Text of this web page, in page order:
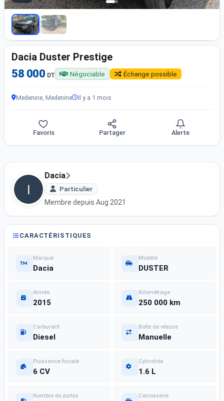
Dacia Duster Prestige
58 000 DT Négociable Échange possible
Medenine, Medenine Il y a 1 mois
Favoris Partager Alerte
Dacia
Particulier
Membre depuis Aug 2021
CARACTÉRISTIQUES
Marque
Dacia
Modèle
DUSTER
Année
2015
Kilométrage
250 000 km
Carburant
Diesel
Boîte de vitesse
Manuelle
Puissance fiscale
6 CV
Cylindrée
1.6 L
Nombre de portes Carrosserie